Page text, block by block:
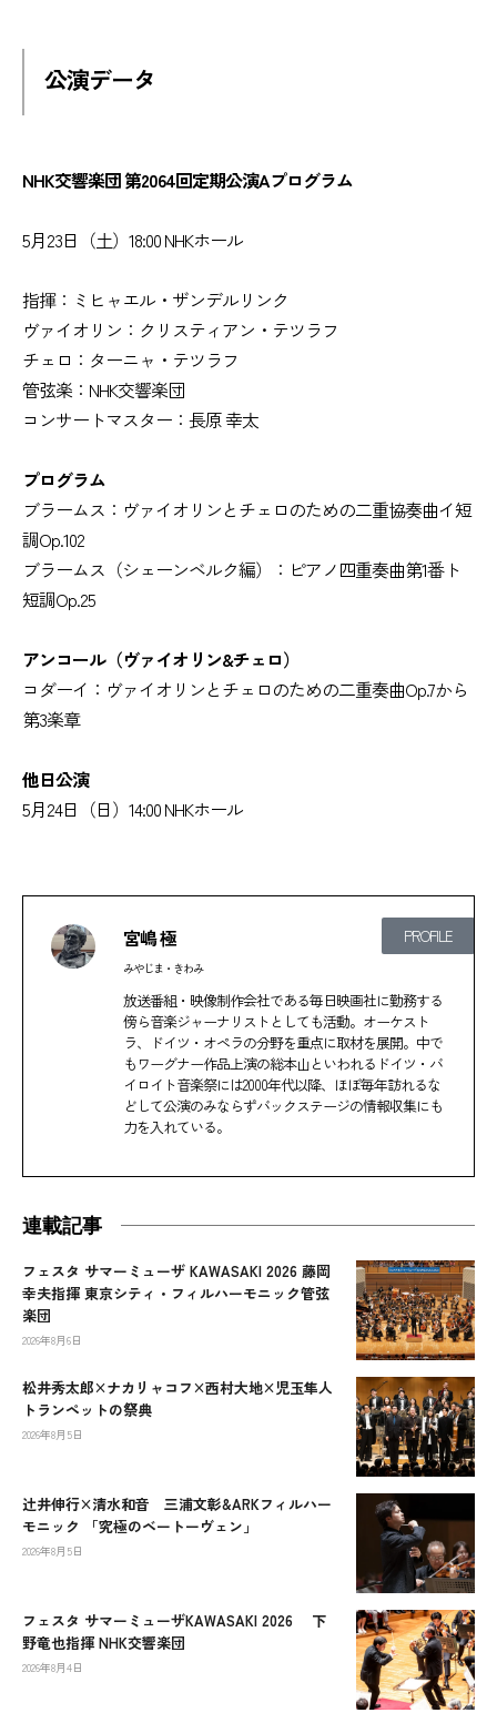
公演データ
NHK交響楽団 第2064回定期公演Aプログラム
5月23日（土）18:00 NHKホール
指揮：ミヒャエル・ザンデルリンク
ヴァイオリン：クリスティアン・テツラフ
チェロ：ターニャ・テツラフ
管弦楽：NHK交響楽団
コンサートマスター：長原 幸太
プログラム
ブラームス：ヴァイオリンとチェロのための二重協奏曲イ短
調Op.102
ブラームス（シェーンベルク編）：ピアノ四重奏曲第1番ト
短調Op.25
アンコール（ヴァイオリン&チェロ）
コダーイ：ヴァイオリンとチェロのための二重奏曲Op.7から
第3楽章
他日公演
5月24日（日）14:00 NHKホール
PROFILE
宮嶋 極
みやじま・きわみ
放送番組・映像制作会社である毎日映画社に勤務する
傍ら音楽ジャーナリストとしても活動。オーケスト
ラ、ドイツ・オペラの分野を重点に取材を展開。中で
もワーグナー作品上演の総本山といわれるドイツ・バ
イロイト音楽祭には2000年代以降、ほぼ毎年訪れるな
どして公演のみならずバックステージの情報収集にも
力を入れている。
連載記事
フェスタ サマーミューザ KAWASAKI 2026 藤岡
幸夫指揮 東京シティ・フィルハーモニック管弦
楽団
2026年8月6日
松井秀太郎×ナカリャコフ×西村大地×児玉隼人
トランペットの祭典
2026年8月5日
辻󠄀井伸行×清水和音 三浦文彰&ARKフィルハー
モニック 「究極のベートーヴェン」
2026年8月5日
フェスタ サマーミューザKAWASAKI 2026 下
野竜也指揮 NHK交響楽団
2026年8月4日